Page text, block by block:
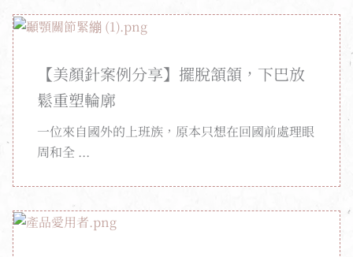
【美顏針案例分享】擺脫頷頷，下巴放
鬆重塑輪廓
一位來自國外的上班族，原本只想在回國前處理眼
周和全 ...